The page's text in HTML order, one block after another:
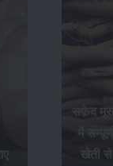
सफ़ेद
में
खेती से